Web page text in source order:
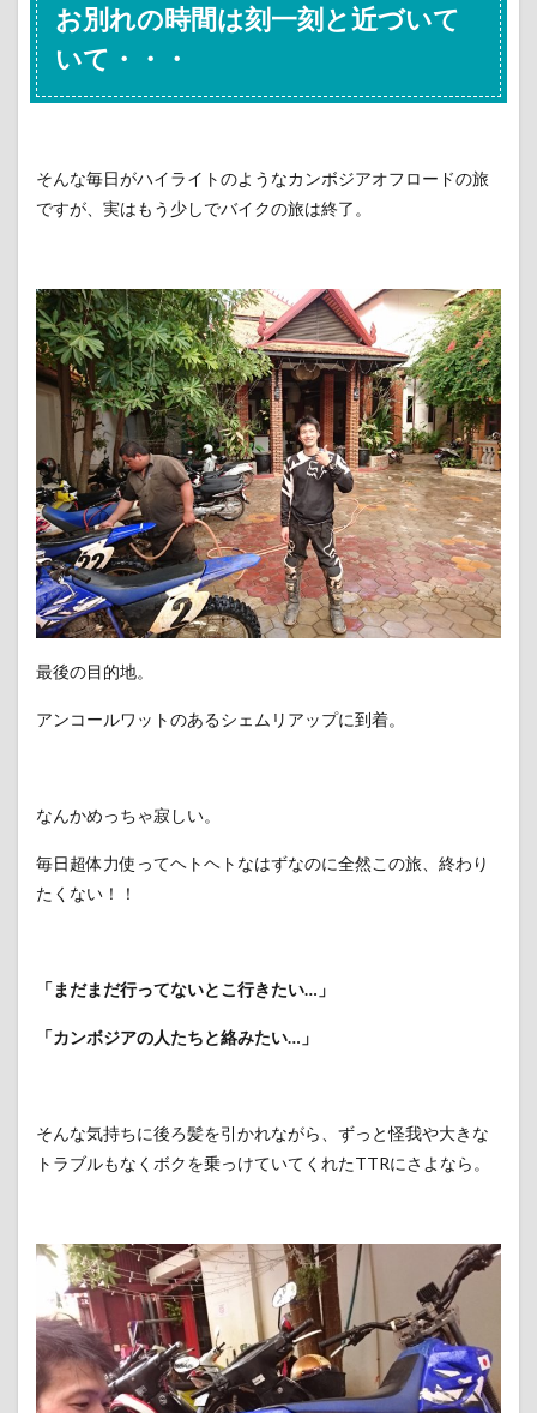
お別れの時間は刻一刻と近づいて
いて・・・
そんな毎日がハイライトのようなカンボジアオフロードの旅
ですが、実はもう少しでバイクの旅は終了。
最後の目的地。
アンコールワットのあるシェムリアップに到着。
なんかめっちゃ寂しい。
毎日超体力使ってヘトヘトなはずなのに全然この旅、終わり
たくない！！
「まだまだ行ってないとこ行きたい…」
「カンボジアの人たちと絡みたい…」
そんな気持ちに後ろ髪を引かれながら、ずっと怪我や大きな
トラブルもなくボクを乗っけていてくれたTTRにさよなら。